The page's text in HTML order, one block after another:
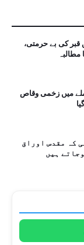
قبر کی بے حرمتی،
میں زخمی وقاص
کہ مقدس اوراق
ہیں